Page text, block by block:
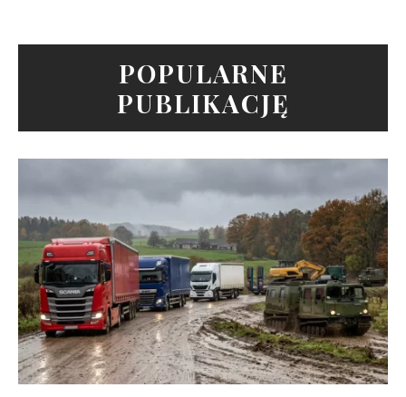
POPULARNE
PUBLIKACJĘ